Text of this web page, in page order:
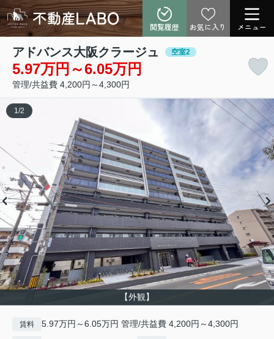
閲覧履歴 お気に入り メニュー
アドバンス大阪クラージュ 空室2
5.97万円～6.05万円
管理/共益費 4,200円～4,300円
【外観】
1 /2
賃料 5.97万円～6.05万円 管理/共益費 4,200円～4,300円